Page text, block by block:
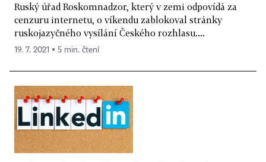
Ruský úřad Roskomnadzor, který v zemi odpovídá za
cenzuru internetu, o víkendu zablokoval stránky
ruskojazyčného vysílání Českého rozhlasu....
19. 7. 2021 ▪ 5 min. čtení